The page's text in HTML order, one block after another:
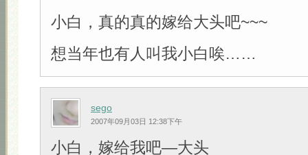
小白，真的真的嫁给大头吧~~~
想当年也有人叫我小白唉……
sego
2007年09月03日 12:38下午
小白，嫁给我吧—大头